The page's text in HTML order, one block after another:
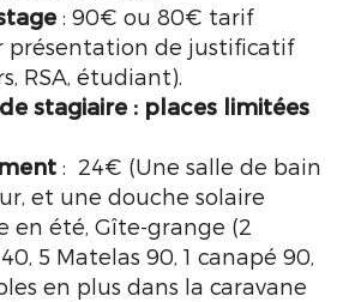
: 90€ ou 80€ tarif
présentation de justificatif
RSA, étudiant).
stagiaire : places limitées
: 24€ (Une salle de bain
et une douche solaire
en été, Gîte-grange (2
5 Matelas 90, 1 canapé 90,
en plus dans la caravane